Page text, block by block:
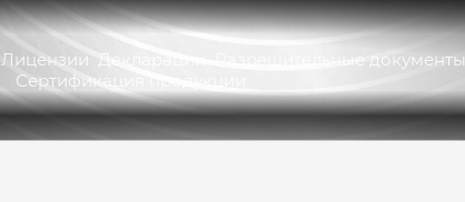
Лицензии Декларации
Разрешительные документы
Сертификация продукции